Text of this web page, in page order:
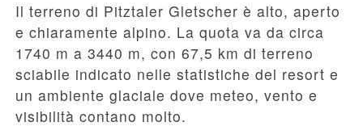
Il terreno di Pitztaler Gletscher è alto, aperto
e chiaramente alpino. La quota va da circa
1740 m a 3440 m, con 67,5 km di terreno
sciabile indicato nelle statistiche del resort e
un ambiente glaciale dove meteo, vento e
visibilità contano molto.